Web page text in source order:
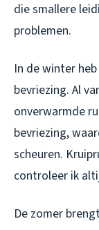
die smallere
problemen.
In de winter
bevriezing. Al
onverwarmde
bevriezing,
scheuren.
controleer ik
De zomer